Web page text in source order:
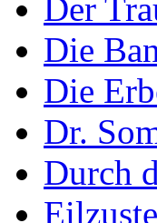
Der
Die
Die
Dr.
Durch